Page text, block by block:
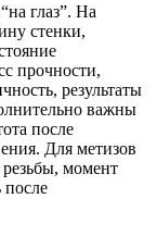
глаз”. На
стенки,
прочности,
результаты
важны
после
Для метизов
момент
после